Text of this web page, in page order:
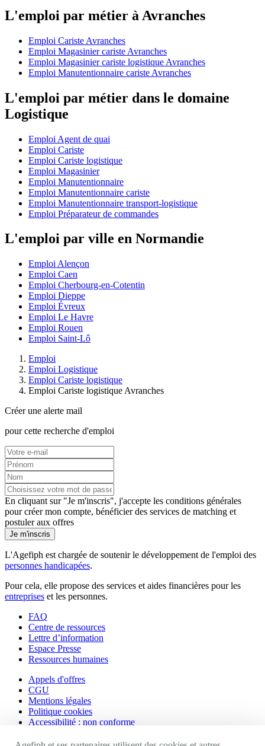
L'emploi par métier à Avranches
Emploi Cariste Avranches
Emploi Magasinier cariste Avranches
Emploi Magasinier cariste logistique Avranches
Emploi Manutentionnaire cariste Avranches
L'emploi par métier dans le domaine
Logistique
Emploi Agent de quai
Emploi Cariste
Emploi Cariste logistique
Emploi Magasinier
Emploi Manutentionnaire
Emploi Manutentionnaire cariste
Emploi Manutentionnaire transport-logistique
Emploi Préparateur de commandes
L'emploi par ville en Normandie
Emploi Alençon
Emploi Caen
Emploi Cherbourg-en-Cotentin
Emploi Dieppe
Emploi Évreux
Emploi Le Havre
Emploi Rouen
Emploi Saint-Lô
Emploi
Emploi Logistique
Emploi Cariste logistique
Emploi Cariste logistique Avranches
Créer une alerte mail
pour cette recherche d'emploi
En cliquant sur "Je m'inscris", j'accepte les conditions générales
pour créer mon compte, bénéficier des services de matching et
postuler aux offres
Je m'inscris
L'Agefiph est chargée de soutenir le développement de l'emploi des
personnes handicapées.
Pour cela, elle propose des services et aides financières pour les
entreprises et les personnes.
FAQ
Centre de ressources
Lettre d’information
Espace Presse
Ressources humaines
Appels d'offres
CGU
Mentions légales
Politique cookies
Accessibilité : non conforme